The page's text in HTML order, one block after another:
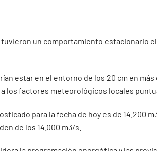
un comportamiento estacionario el
estar en el entorno de los 20 cm en más
los factores meteorológicos locales
para la fecha de hoy es de 14.200
de los 14.000 m3/s.